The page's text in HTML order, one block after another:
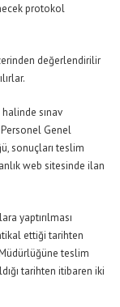
protokol
değerlendirilir
halinde sınav
Genel
sonuçları teslim
web sitesinde ilan
yaptırılması
ettiği tarihten
teslim
tarihten itibaren iki